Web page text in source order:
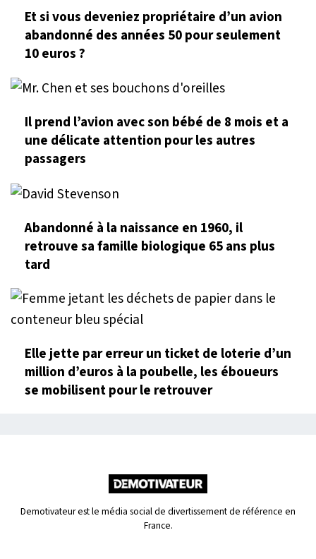
Et si vous deveniez propriétaire d’un avion
abandonné des années 50 pour seulement
10 euros ?
Il prend l’avion avec son bébé de 8 mois et a
une délicate attention pour les autres
passagers
Abandonné à la naissance en 1960, il
retrouve sa famille biologique 65 ans plus
tard
Elle jette par erreur un ticket de loterie d’un
million d’euros à la poubelle, les éboueurs
se mobilisent pour le retrouver
Demotivateur est le média social de divertissement de référence en
France.